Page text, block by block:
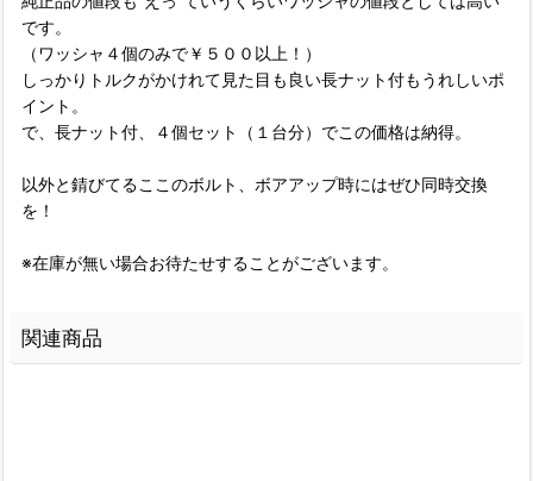
です。
（ワッシャ４個のみで￥５００以上！）
しっかりトルクがかけれて見た目も良い長ナット付もうれしいポ
イント。
で、長ナット付、４個セット（１台分）でこの価格は納得。
以外と錆びてるここのボルト、ボアアップ時にはぜひ同時交換
を！
※在庫が無い場合お待たせすることがございます。
関連商品